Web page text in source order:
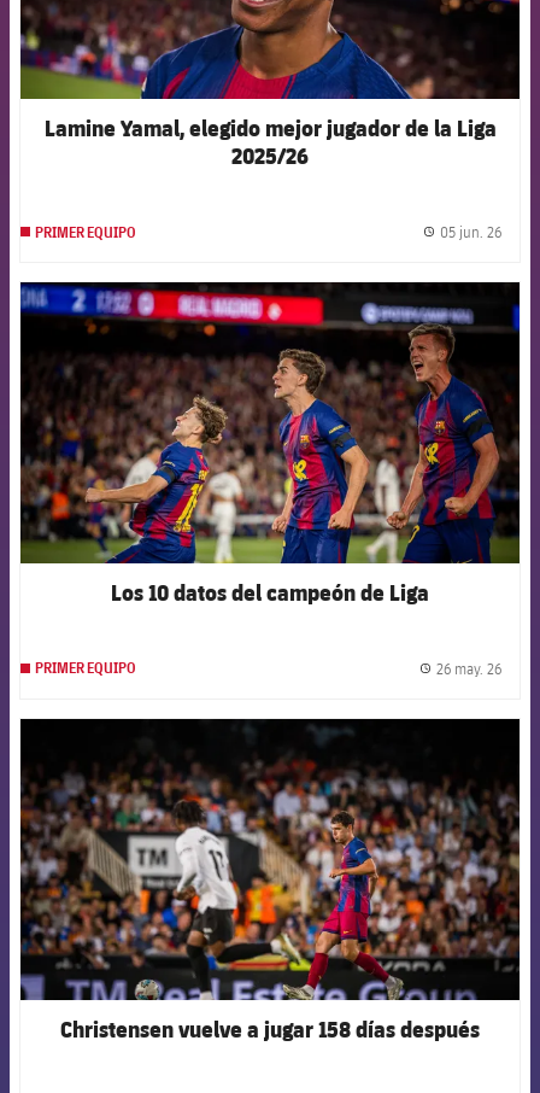
Lamine Yamal, elegido mejor jugador de la Liga
2025/26
PRIMER EQUIPO 05 jun. 26
FCB Barcelona badge
Los 10 datos del campeón de Liga
PRIMER EQUIPO 26 may. 26
FCB Barcelona badge
Christensen vuelve a jugar 158 días después